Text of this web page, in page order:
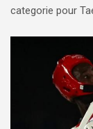
categorie pour